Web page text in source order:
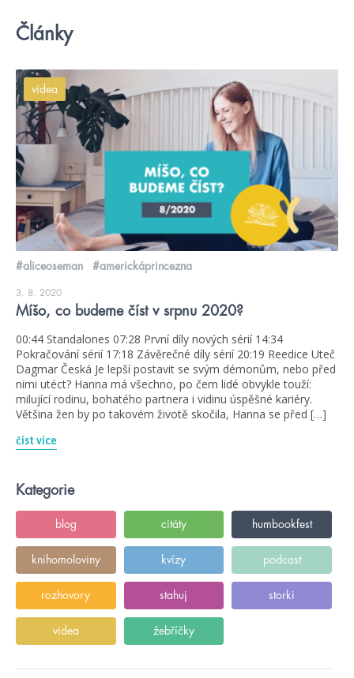
Články
videa
#aliceoseman #americkáprincezna
3. 8. 2020
Míšo, co budeme číst v srpnu 2020?
00:44 Standalones 07:28 První díly nových sérií 14:34
Pokračování sérií 17:18 Závěrečné díly sérií 20:19 Reedice Uteč
Dagmar Česká Je lepší postavit se svým démonům, nebo před
nimi utéct? Hanna má všechno, po čem lidé obvykle touží:
milující rodinu, bohatého partnera i vidinu úspěšné kariéry.
Většina žen by po takovém životě skočila, Hanna se před […]
číst více
Kategorie
blog citáty humbookfest
knihomoloviny kvízy podcast
rozhovory stahuj storki
videa žebříčky